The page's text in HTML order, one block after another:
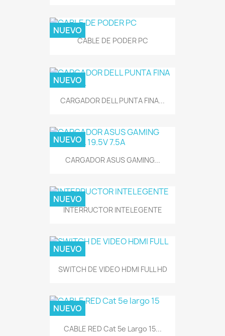
CABLE DE PODER PC
NUEVO
CARGADOR DELL PUNTA FINA...
NUEVO
CARGADOR ASUS GAMING...
NUEVO
INTERRUCTOR INTELEGENTE
NUEVO
SWITCH DE VIDEO HDMI FULL HD
NUEVO
CABLE RED Cat 5e Largo 15...
NUEVO